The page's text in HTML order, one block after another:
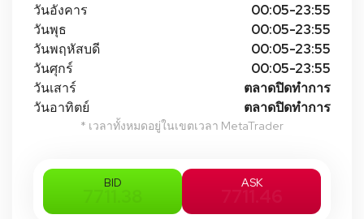
วันอังคาร
00:05-23:55
วันพุธ
00:05-23:55
วันพฤหัสบดี
00:05-23:55
วันศุกร์
00:05-23:55
วันเสาร์
ตลาดปิดทําการ
วันอาทิตย์
ตลาดปิดทําการ
* เวลาทั้งหมดอยู่ในเขตเวลา MetaTrader
BID ASK